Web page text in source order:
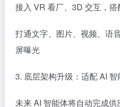
接入 VR 看厂、3D 交互，
打通文字、图片、视频、语
屏曝光
3. 底层架构升级：适配 AI
未来 AI 智能体将自动完成供